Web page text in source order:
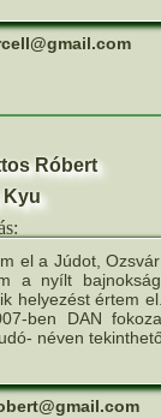
Róbert
Kyu
el a Júdot,
a nyílt
helyezést értem
ben DAN
néven